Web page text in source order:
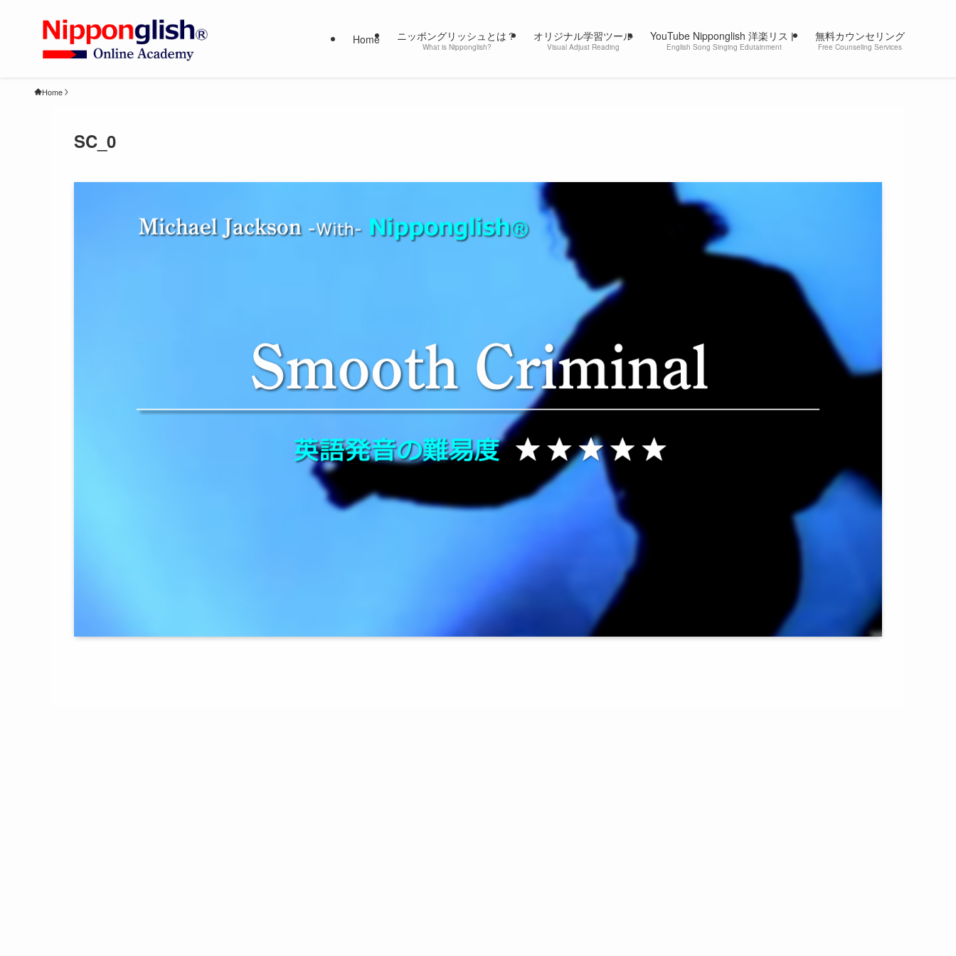
Home ニッポングリッシュとは？
What is Nipponglish?
オリジナル学習ツール
Visual Adjust Reading
YouTube Nipponglish 洋楽リスト
English Song Singing Edutainment
無料カウンセリング
Free Counseling Services
Home
SC_0